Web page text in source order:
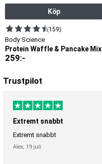
Köp
(159)
Body Science
Protein Waffle & Pancake Mix
259:-
Trustpilot
Extremt snabbt
Extremt snabbt
Alex, 19 juli